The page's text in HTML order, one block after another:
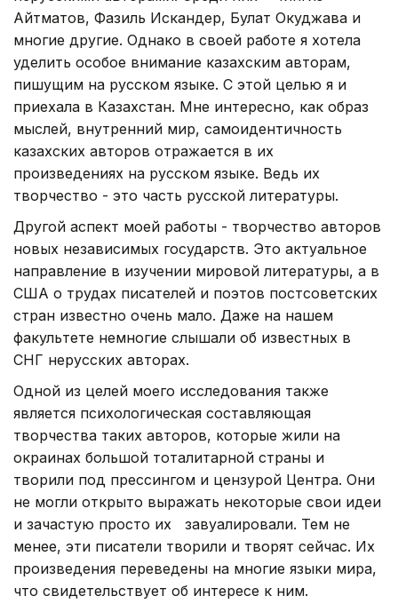
Айтматов, Фазиль Искандер, Булат Окуджава и
многие другие. Однако в своей работе я хотела
уделить особое внимание казахским авторам,
пишущим на русском языке. С этой целью я и
приехала в Казахстан. Мне интересно, как образ
мыслей, внутренний мир, самоидентичность
казахских авторов отражается в их
произведениях на русском языке. Ведь их
творчество - это часть русской литературы.
Другой аспект моей работы - творчество авторов
новых независимых государств. Это актуальное
направление в изучении мировой литературы, а в
США о трудах писателей и поэтов постсоветских
стран известно очень мало. Даже на нашем
факультете немногие слышали об известных в
СНГ нерусских авторах.
Одной из целей моего исследования также
является психологическая составляющая
творчества таких авторов, которые жили на
окраинах большой тоталитарной страны и
творили под прессингом и цензурой Центра. Они
не могли открыто выражать некоторые свои идеи
и зачастую просто их завуалировали. Тем не
менее, эти писатели творили и творят сейчас. Их
произведения переведены на многие языки мира,
что свидетельствует об интересе к ним.